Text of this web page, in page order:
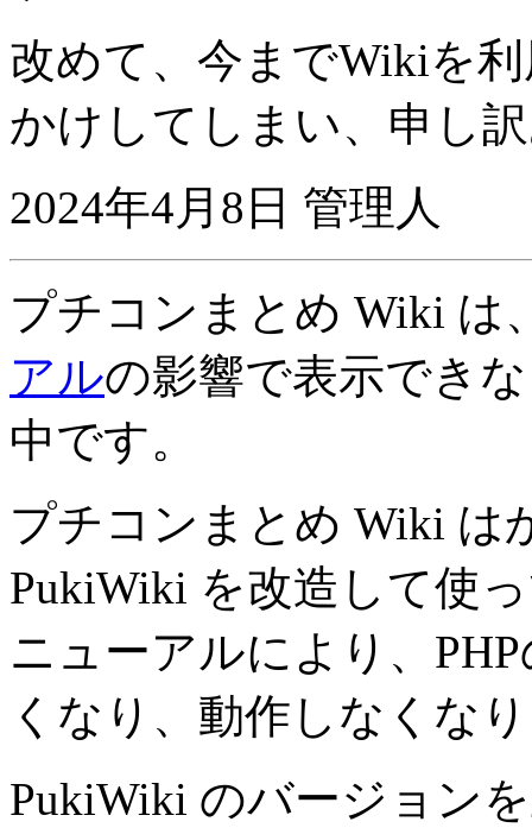
改めて、今までWikiを
かけしてしまい、申し
2024年4月8日 管理人
プチコンまとめ Wiki は
アルの影響で表示でき
中です。
プチコンまとめ Wiki は
PukiWiki を改造して使
ニューアルにより、
くなり、動作しなくな
PukiWiki のバージョン